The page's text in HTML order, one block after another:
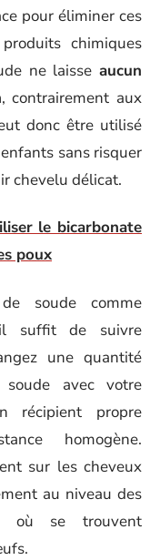
pour éliminer ces
chimiques
ne laisse aucun
, contrairement aux
donc être utilisé
sans risquer
chevelu délicat.
le bicarbonate
poux
soude comme
suffit de suivre
une quantité
soude avec votre
récipient propre
homogène.
sur les cheveux
au niveau des
où se trouvent